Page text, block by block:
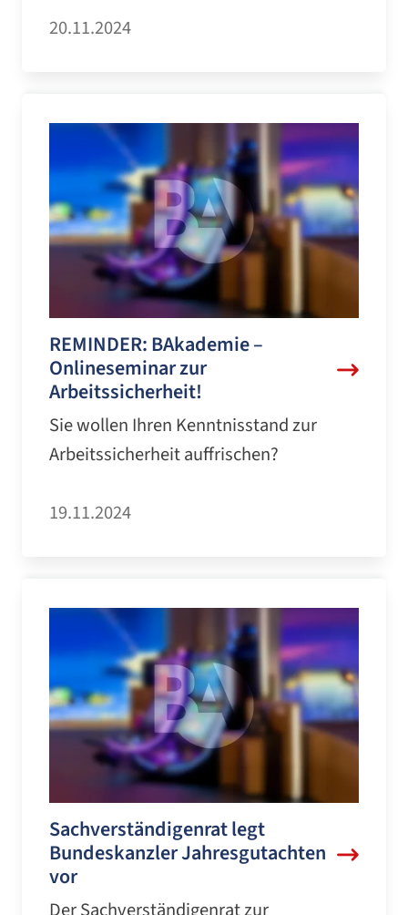
20.11.2024
REMINDER: BAkademie –
Onlineseminar zur
Arbeitssicherheit!
Sie wollen Ihren Kenntnisstand zur
Arbeitssicherheit auffrischen?
19.11.2024
Sachverständigenrat legt
Bundeskanzler Jahresgutachten
vor
Der Sachverständigenrat zur